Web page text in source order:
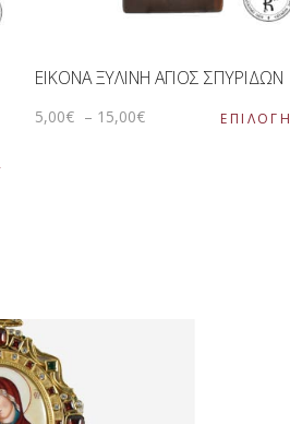
ΕΙΚΟΝΑ ΞΥΛΙΝΗ ΑΓΙΟΣ ΣΠΥΡΙΔΩΝ
5,00€ – 15,00€ ΕΠΙΛΟΓΉ